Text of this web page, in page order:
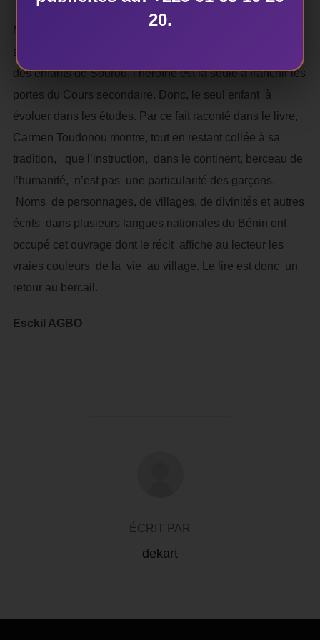
Mais au-delà du caractère de dénonciation, le roman a
aussi exhibé la force intellectuelle de la femme. Au sein
des enfants de Sourou, l’héroïne est la seule à franchir les
portes du Cours secondaire. Donc, le seul enfant à
évoluer dans les études. Par ce fait raconté dans le livre,
Carmen Toudonou montre, tout en restant collée à sa
tradition, que l’instruction, dans le continent, berceau de
l’humanité, n’est pas une particularité des garçons.
Noms de personnages, de villages, de divinités et autres
écrits dans plusieurs langues nationales du Bénin ont
occupé cet ouvrage dont le récit affiche au lecteur les
vraies couleurs de la vie au village. Le lire est donc un
retour au bercail.
Esckil AGBO
ÉCRIT PAR
dekart
20.